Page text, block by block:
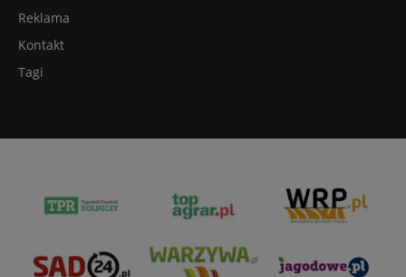
Reklama
Kontakt
Tagi